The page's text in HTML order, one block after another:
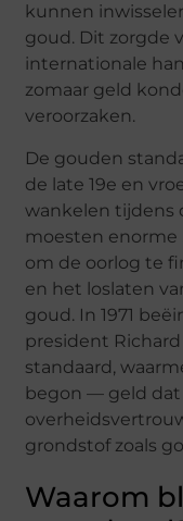
kunnen
goud. Dit zorgde
internationale
zomaar geld
veroorzaken.
De gouden
de late 19e en
wankelen tijdens
moesten
om de oorlog te
en het loslaten
goud. In 1971
president
standaard,
begon — geld dat
grondstof zoals
Waarom